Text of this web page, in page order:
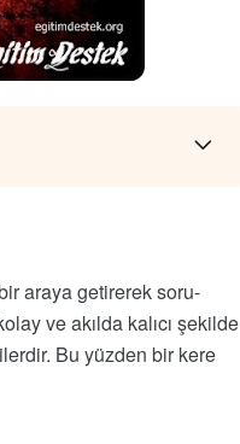
araya getirerek soru-
ve akılda kalıcı şekilde
Bu yüzden bir kere